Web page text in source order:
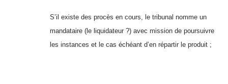
S’il existe des procès en cours, le tribunal nomme un
mandataire (le liquidateur ?) avec mission de poursuivre
les instances et le cas échéant d’en répartir le produit ;